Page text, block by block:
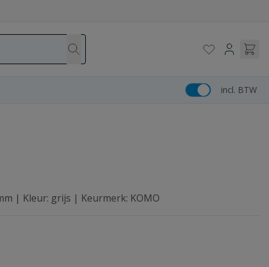
incl. BTW
| Kleur: grijs | Keurmerk: KOMO